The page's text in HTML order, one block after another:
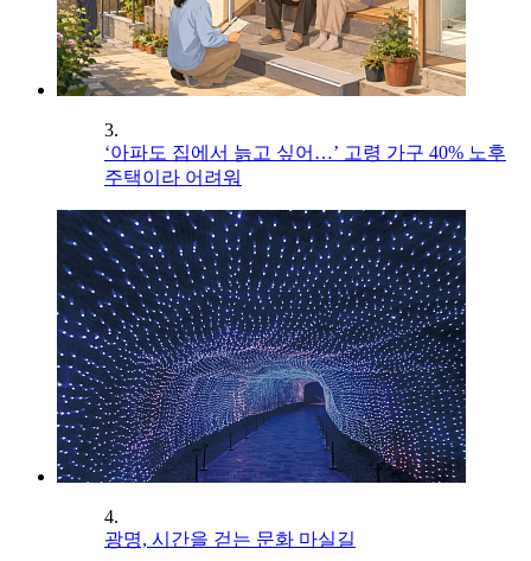
3.
‘아파도 집에서 늙고 싶어…’ 고령 가구 40% 노후
주택이라 어려워
4.
광명, 시간을 걷는 문화 마실길